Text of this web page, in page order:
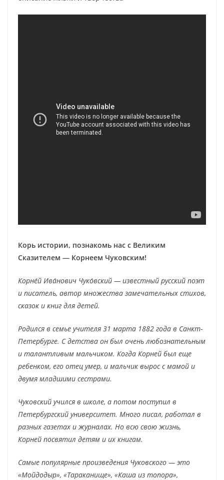
Корь истории, познакомь нас с Великим
Сказителем — Корнеем Чуковским!
Корне́й Ива́нович Чуко́вский — известный русский поэт
и писатель, автор множества замечательных стихов,
сказок и книг для детей.
Родился в семье учителя 31 марта 1882 года в Санкт-
Петербурге. С детства он был очень любознательным
и талантливым мальчиком. Когда Корней был еще
ребенком, его отец умер, и мальчик вырос с мамой и
двумя младшими сестрами.
Чуковский учился в школе, а потом поступил в
Петербургский университет. Много писал, работал в
разных газетах и журналах. Но всю свою жизнь,
Корней посвятил детям и их книгам.
Самые популярные произведения Чуковского — это
«Мойдодыр», «Тараканище», «Каша из топора»,